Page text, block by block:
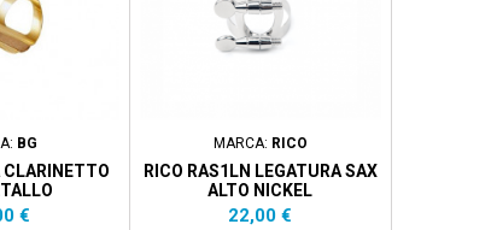
BG
CLARINETTO
€
MARCA: RICO
RICO RAS1LN LEGATURA SAX
ALTO NICKEL
Prezzo
22,00 €